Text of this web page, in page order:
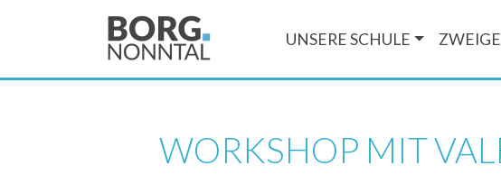
UNSERE SCHULE ZWEIGE
WORKSHOP MIT